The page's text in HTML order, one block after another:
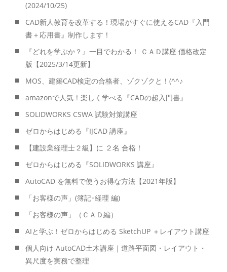
(2024/10/25)
CAD新人教育を改革する！現場がすぐに使えるCAD『入門
書＋応用書』制作します！
『どれを学ぶか？』一目でわかる！ ＣＡＤ講座 価格改定
版【2025/3/14更新】
MOS、建築CAD検定の合格者、ゾクゾクと！(^^♪
amazonで人気！楽しく学べる『CADの超入門書』
SOLIDWORKS CSWA 試験対策講座
ゼロからはじめる『IJCAD 講座』
【建設業経理士２級】に ２名 合格！
ゼロからはじめる『SOLIDWORKS 講座』
AutoCAD を無料で使うお得な方法【2021年版】
「お客様の声」(簿記･経理 編)
「お客様の声」（ＣＡＤ編）
AIと学ぶ！ゼロからはじめる SketchUP ＋レイアウト講座
個人向け AutoCAD土木講座｜道路平面図・レイアウト・
異尺度を実務で整理